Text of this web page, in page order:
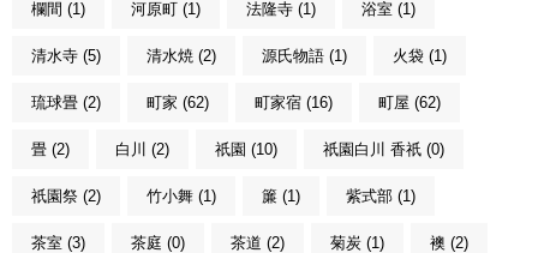
欄間 (1) 河原町 (1) 法隆寺 (1) 浴室 (1)
清水寺 (5) 清水焼 (2) 源氏物語 (1) 火袋 (1)
琉球畳 (2) 町家 (62) 町家宿 (16) 町屋 (62)
畳 (2) 白川 (2) 祇園 (10) 祇園白川 香祇 (0)
祇園祭 (2) 竹小舞 (1) 簾 (1) 紫式部 (1)
茶室 (3) 茶庭 (0) 茶道 (2) 菊炭 (1) 襖 (2)